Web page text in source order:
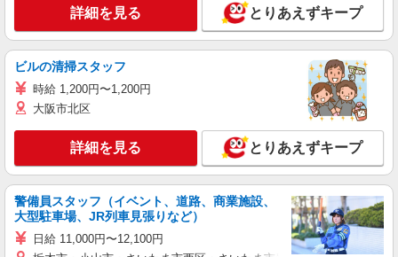
詳細を見る とりあえずキープ
ビルの清掃スタッフ
時給 1,200円〜1,200円
大阪市北区
詳細を見る とりあえずキープ
警備員スタッフ（イベント、道路、商業施設、
大型駐車場、JR列車見張りなど）
日給 11,000円〜12,100円